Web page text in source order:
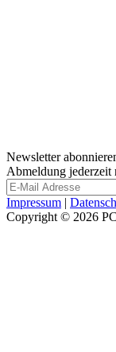
Newsletter
Abmeldung jederzeit
Impressum |
Copyright © 2026